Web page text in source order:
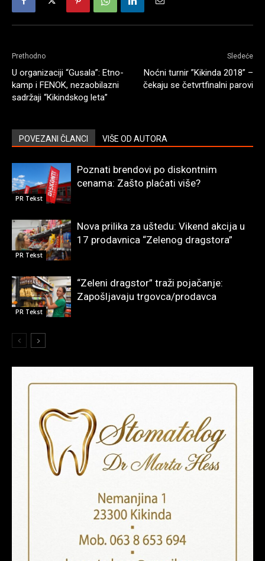
Prethodno
U organizaciji “Gusala”: Etno-
kamp i FENOK, nezaobilazni
sadržaji “Kikindskog leta”
Sledeće
Noćni turnir ”Kikinda 2018” –
čekaju se četvrtfinalni parovi
POVEZANI ČLANCI VIŠE OD AUTORA
PR Tekst
Poznati brendovi po diskontnim
cenama: Zašto plaćati više?
PR Tekst
Nova prilika za uštedu: Vikend akcija u
17 prodavnica “Zelenog dragstora”
PR Tekst
“Zeleni dragstor” traži pojačanje:
Zapošljavaju trgovca/prodavca